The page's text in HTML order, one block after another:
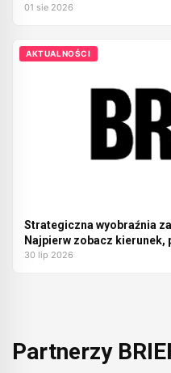
01 sie 2026
AKTUALNOŚCI
Strategiczna wyobraźnia
Najpierw zobacz
30 lip 2026
Partnerzy